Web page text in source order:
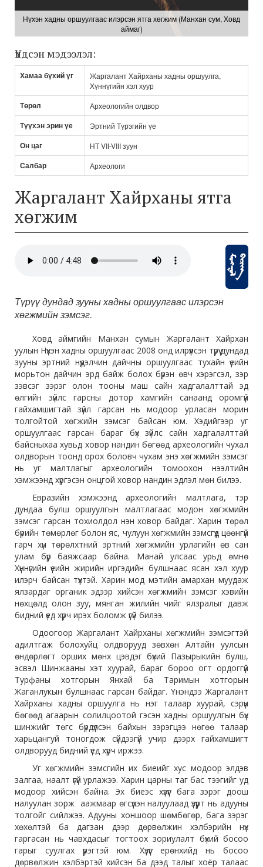
Нүхэн хадны оршуулгаас илэрсэн ятга хөгжим (Манхан сум, Ховд
аймаг)
Үндсэн мэдээлэл:
Хамаа бүхий үг
Жаргалант Хайрханы хадны оршуулга,
Хүннүгийн хэл хуур
Төрөл Археологийн олдвор
Түүхэн эрин үе Эртний Түрэгийн үе
Он цаг НТ VII-VIII зуун
Салбар Археологи
Жаргалант Хайрханы ятга
хөгжим
Түрүү дундад зууны хадны оршуулгаас илэрсэн
хөгжмийн зэмсэг.
Ховд аймгийн Манхан сумын Жаргалант Хайрхан
уулын Нүхэн хадны оршуулгаас 2008 онд илрүүлсэн түрүү дундад
зууны эртний нүүдэлчин дайчны оршуулгаас тухайн үеийн
морьтон дайчин эрд байж болох бүрэн өвч хэрэгсэл, зэр
зэвсэг зэрэг олон тооны маш сайн хадгалалттай эд
өлгийн зүйлс гарсны дотор хамгийн санаанд оромгүй
гайхамшигтай зүйл гарсан нь модоор урласан морин
толгойтой хөгжийн зэмсэг байсан юм. Хэдийгээр уг
оршуулгаас гарсан бараг бүх зүйлс сайн хадгалалттай
байсныхаа хувьд ховор нандин бөгөөд археологийн чухал
олдворын тоонд орох боловч чухам энэ хөгжмийн зэмсэг
нь уг малтлагыг археологийн томоохон нээлтийн
хэмжээнд хүргэсэн онцгой ховор нандин эдлэл мөн билээ.
Евразийн хэмжээнд археологийн малтлага, тэр
дундаа булш оршуулгын малтлагаас модон хөгжмийн
зэмсэг гарсан тохиолдол нэн ховор байдаг. Харин төрөл
бүрийн төмөрлөг болон яс, чулуун хөгжмийн зэмсгүүд цөөнгүй
гарч хүн төрөлхтний эртний хөгжмийн урлагийн өв сан
улам бүр баяжсаар байна. Манай улсаас урьд өмнө
Хүннүгийн үеийн жирийн иргэдийн булшнаас ясан хэл хуур
илэрч байсан түүхтэй. Харин мод мэтийн амархан муудаж
ялзардаг органик эдээр хийсэн хөгжмийн зэмсэг хэвийн
нөхцөлд олон зуу, мянган жилийн чийг ялзралыг давж
бидний үед хүрч ирэх боломж үгүй билээ.
Одоогоор Жаргалант Хайрханы хөгжмийн зэмсэгтэй
адилтгаж болохуйц олдворууд зөвхөн Алтайн уулсын
өндөрлөгт орших мөнх цэвдэг бүхий Пазырыкийн булш,
эсвэл Шинжааны хэт хуурай, бараг бороо огт ордоггүй
Турфаны хотгорын Янхай ба Таримын хотгорын
Жаганлукын булшнаас гарсан байдаг. Үнэндээ Жаргалант
Хайрханы хадны оршуулга нь нэг талаар хуурай, сэрүүн
бөгөөд агаарын солилцоотой гэсэн хадны оршуулгын бүх
шинжийг төгс бүрдүүлсэн байхын зэрэгцээ нөгөө талаар
харьцангуй тоногдож сүйдээгүй учир дээрх гайхамшигт
олдворууд бидний үед хүрч иржээ.
Уг хөгжмийн зэмсгийн их биеийг хус модоор элдэв
залгаа, наалт үгүй урлажээ. Харин царны таг бас тээгийг уд
модоор хийсэн байна. Эх биеэс хүзүүг бага зэрэг доош
налуулан зорж аажмаар өгсүүлэн налуулаад үзүүрт нь адууны
толгойг сийлжээ. Адууны хоншоор шөмбөгөр, бага зэрэг
хөхөлтэй ба дагзан дээр дөрвөлжин хэлбэрийн нүх
гаргасан нь чавхдасыг тогтоох зориулалт бүхий босоо
гарыг суулгах үүрэгтэй юм. Хүзүүг ерөнхийд нь босоо
дөрвөлжин хэлбэртэй хийсэн ба дээд талыг хоёр талаас